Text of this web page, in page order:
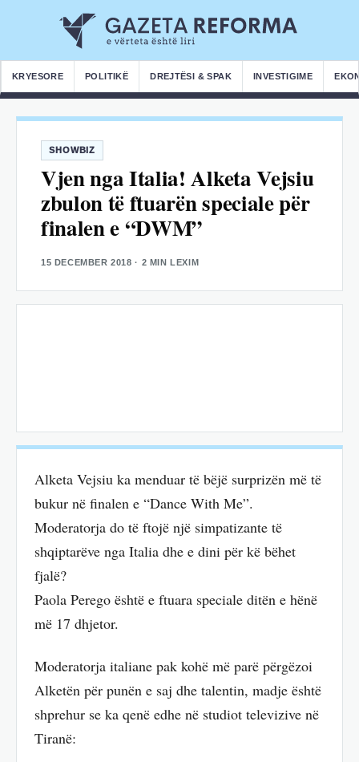
KRYESORE POLITIKË DREJTËSI & SPAK INVESTIGIME
SHOWBIZ
Vjen nga Italia! Alketa Vejsiu
zbulon të ftuarën speciale për
finalen e “DWM”
15 DECEMBER 2018 · 2 MIN LEXIM
Alketa Vejsiu ka menduar të bëjë surprizën më të
bukur në finalen e “Dance With Me”.
Moderatorja do të ftojë një simpatizante të
shqiptarëve nga Italia dhe e dini për kë bëhet
fjalë?
Paola Perego është e ftuara speciale ditën e hënë
më 17 dhjetor.
Moderatorja italiane pak kohë më parë përgëzoi
Alketën për punën e saj dhe talentin, madje është
shprehur se ka qenë edhe në studiot televizive në
Tiranë: